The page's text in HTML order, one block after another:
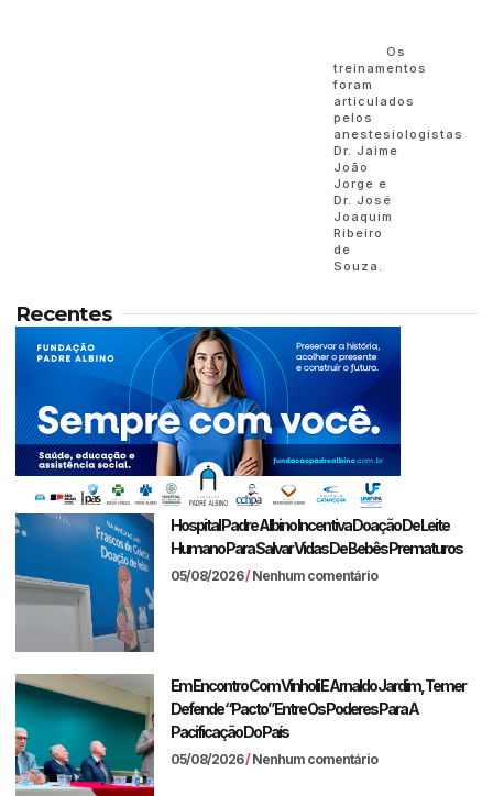
Os
treinamentos
foram
articulados
pelos
anestesiologistas
Dr. Jaime
João
Jorge e
Dr. José
Joaquim
Ribeiro
de
Souza.
Recentes
Hospital Padre Albino Incentiva Doação De Leite
Humano Para Salvar Vidas De Bebês Prematuros
05/08/2026 Nenhum comentário
Em Encontro Com Vinholi E Arnaldo Jardim, Temer
Defende “pacto” Entre Os Poderes Para A
Pacificação Do País
05/08/2026 Nenhum comentário